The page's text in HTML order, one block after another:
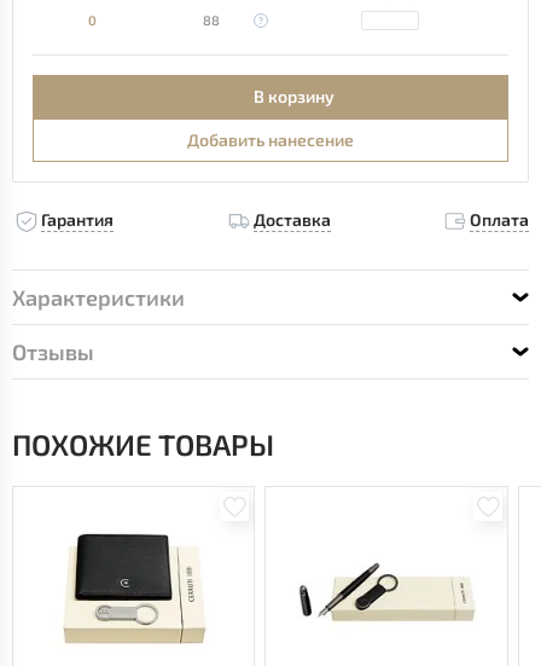
0
88
В корзину
Добавить нанесение
Гарантия Доставка Оплата
Характеристики
Отзывы
ПОХОЖИЕ ТОВАРЫ